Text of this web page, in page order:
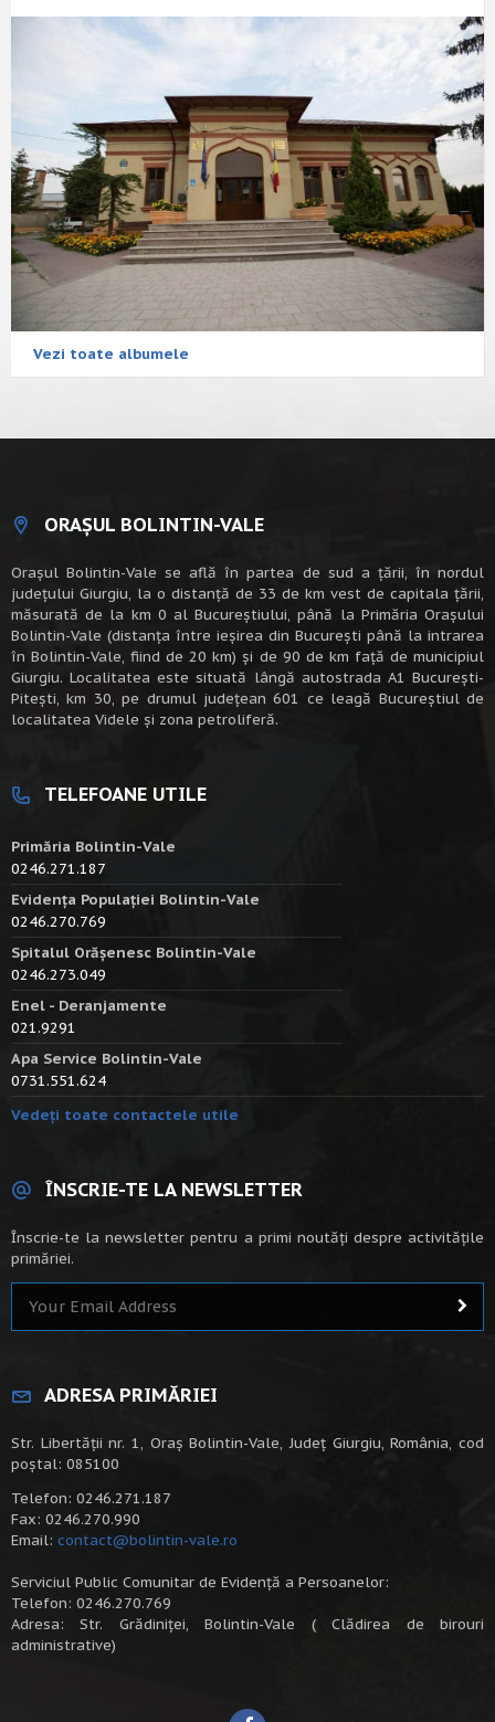
Vezi toate albumele
ORAȘUL BOLINTIN-VALE
Oraşul Bolintin-Vale se află în partea de sud a ţării, în nordul
judeţului Giurgiu, la o distanţă de 33 de km vest de capitala țării,
măsurată de la km 0 al Bucureștiului, până la Primăria Orașului
Bolintin-Vale (distanța între ieșirea din București până la intrarea
în Bolintin-Vale, fiind de 20 km) şi de 90 de km faţă de municipiul
Giurgiu. Localitatea este situată lângă autostrada A1 Bucureşti-
Piteşti, km 30, pe drumul judeţean 601 ce leagă Bucureştiul de
localitatea Videle şi zona petroliferă.
TELEFOANE UTILE
Primăria Bolintin-Vale
0246.271.187
Evidența Populației Bolintin-Vale
0246.270.769
Spitalul Orășenesc Bolintin-Vale
0246.273.049
Enel - Deranjamente
021.9291
Apa Service Bolintin-Vale
0731.551.624
Vedeți toate contactele utile
ÎNSCRIE-TE LA NEWSLETTER
Înscrie-te la newsletter pentru a primi noutăți despre activitățile
primăriei.
ADRESA PRIMĂRIEI
Str. Libertății nr. 1, Oraș Bolintin-Vale, Județ Giurgiu, România, cod
poștal: 085100
Telefon: 0246.271.187
Fax: 0246.270.990
Email: contact@bolintin-vale.ro
Serviciul Public Comunitar de Evidență a Persoanelor:
Telefon: 0246.270.769
Adresa: Str. Grădiniței, Bolintin-Vale ( Clădirea de birouri
administrative)